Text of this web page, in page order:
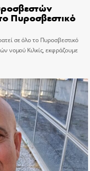
Πυροσβεστικό
σε όλο το Πυροσβεστικό
νομού Κιλκίς, εκφράζουμε